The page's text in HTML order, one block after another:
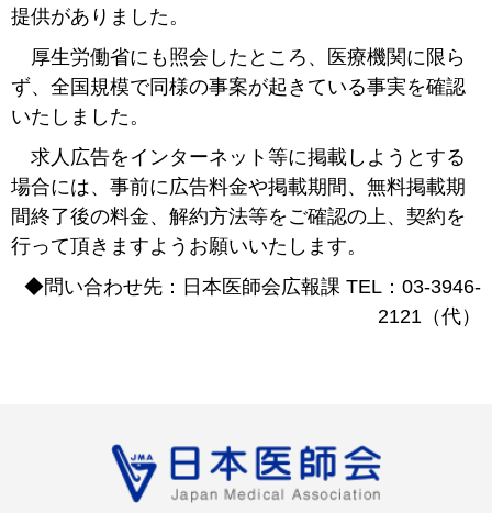
提供がありました。
厚生労働省にも照会したところ、医療機関に限ら
ず、全国規模で同様の事案が起きている事実を確認
いたしました。
求人広告をインターネット等に掲載しようとする
場合には、事前に広告料金や掲載期間、無料掲載期
間終了後の料金、解約方法等をご確認の上、契約を
行って頂きますようお願いいたします。
◆問い合わせ先：日本医師会広報課 TEL：03-3946-
2121（代）